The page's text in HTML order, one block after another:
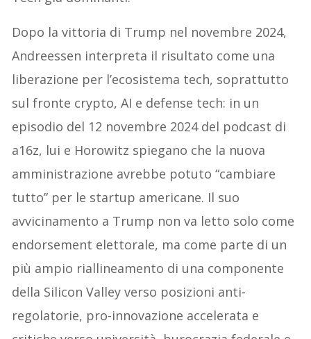
Dopo la vittoria di Trump nel novembre 2024,
Andreessen interpreta il risultato come una
liberazione per l’ecosistema tech, soprattutto
sul fronte crypto, AI e defense tech: in un
episodio del 12 novembre 2024 del podcast di
a16z, lui e Horowitz spiegano che la nuova
amministrazione avrebbe potuto “cambiare
tutto” per le startup americane. Il suo
avvicinamento a Trump non va letto solo come
endorsement elettorale, ma come parte di un
più ampio riallineamento di una componente
della Silicon Valley verso posizioni anti-
regolatorie, pro-innovazione accelerata e